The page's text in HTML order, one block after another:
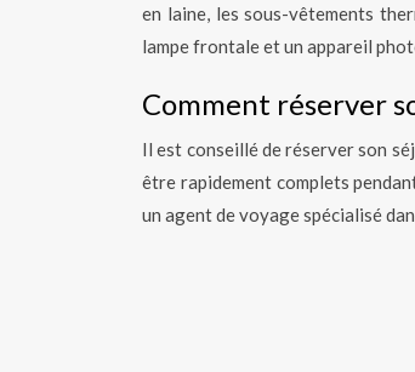
en laine, les sous-vêtements
lampe frontale et un appareil
Comment réserver
Il est conseillé de réserver son
être rapidement complets
un agent de voyage spécialisé